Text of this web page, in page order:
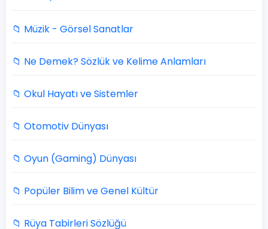
📁 Müzik - Görsel Sanatlar
📁 Ne Demek? Sözlük ve Kelime Anlamları
📁 Okul Hayatı ve Sistemler
📁 Otomotiv Dünyası
📁 Oyun (Gaming) Dünyası
📁 Popüler Bilim ve Genel Kültür
📁 Rüya Tabirleri Sözlüğü